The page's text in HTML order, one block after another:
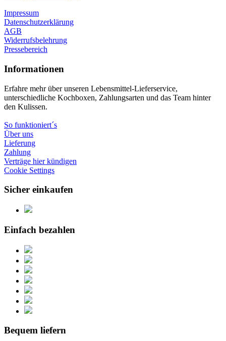
Impressum
Datenschutzerklärung
AGB
Widerrufsbelehrung
Pressebereich
Informationen
Erfahre mehr über unseren Lebensmittel-Lieferservice,
unterschiedliche Kochboxen, Zahlungsarten und das Team hinter
den Kulissen.
So funktioniert´s
Über uns
Lieferung
Zahlung
Verträge hier kündigen
Cookie Settings
Sicher einkaufen
Einfach bezahlen
Bequem liefern